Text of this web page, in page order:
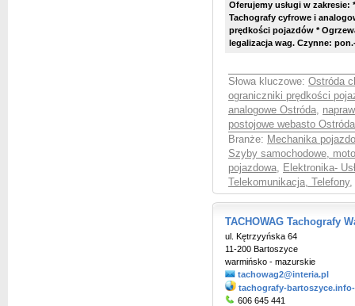
Oferujemy usługi w
Tachografy cyfrowe i
prędkości pojazdów *
legalizacja wag. Czynne:
Słowa kluczowe: Ostróda
ograniczniki prędkości
analogowe Ostróda,
postojowe webasto Ostróda
Branże: Mechanika
Szyby samochodowe,
pojazdowa, Elektronika-
Telekomunikacja, Telefony,
TACHOWAG Tachografy
ul. Kętrzyyńska 64
11-200 Bartoszyce
warmińsko - mazurskie
tachowag2@interia.pl
tachografy-
606 645 441